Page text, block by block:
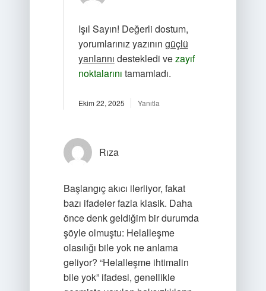
Işıl Sayın! Değerli dostum,
yorumlarınız yazının güçlü
yanlarını destekledi vezayıf
noktalarını tamamladı.
Ekim 22, 2025 Yanıtla
Rıza
Başlangıç akıcı ilerliyor, fakat
bazı ifadeler fazla klasik. Daha
önce denk geldiğim bir durumda
şöyle olmuştu: Helalleşme
olasılığı bile yok ne anlama
geliyor? “Helalleşme ihtimalin
bile yok” ifadesi, genellikle